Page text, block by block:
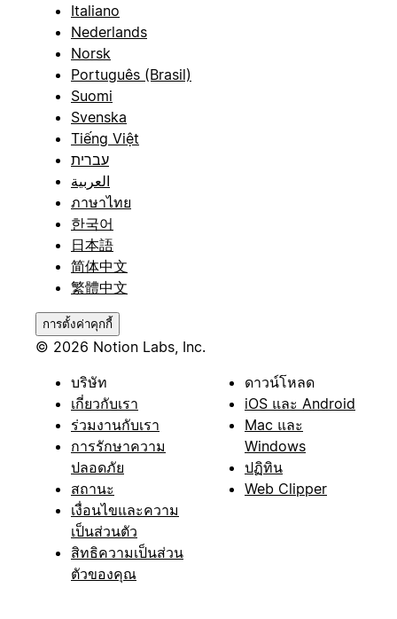
Italiano
Nederlands
Norsk
Português (Brasil)
Suomi
Svenska
Tiếng Việt
עברית
العربية
ภาษาไทย
한국어
日本語
简体中文
繁體中文
การตั้งค่าคุกกี้
© 2026 Notion Labs, Inc.
บริษัท
เกี่ยวกับเรา
ร่วมงานกับเรา
การรักษาความ
ปลอดภัย
สถานะ
เงื่อนไขและความ
เป็นส่วนตัว
สิทธิความเป็นส่วน
ตัวของคุณ
ดาวน์โหลด
iOS และ Android
Mac และ
Windows
ปฏิทิน
Web Clipper